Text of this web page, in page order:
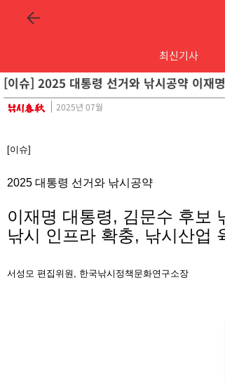
최신기사
[이슈] 2025 대통령 선거와 낚시공약 이재
2025년 07월
[이슈]
2025 대통령 선거와 낚시공약
이재명 대통령, 김문수 후보
낚시 인프라 확충, 낚시산업
서성모 편집위원, 한국낚시정책문화연구소장